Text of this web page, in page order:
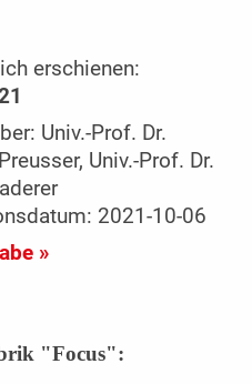
erschienen:
Univ.-Prof. Dr.
Univ.-Prof. Dr.
2021-10-06
»
"Focus":